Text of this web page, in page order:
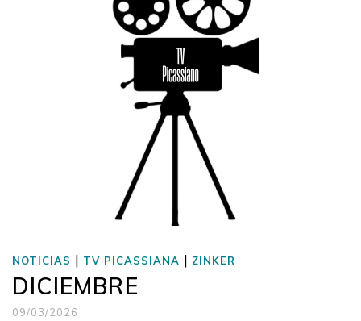
NOTICIAS | TV PICASSIANA | ZINKER
DICIEMBRE
09/03/2026